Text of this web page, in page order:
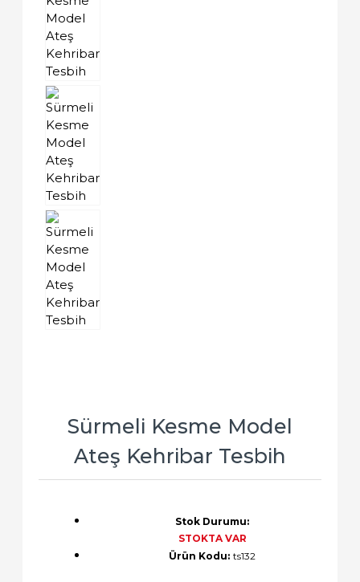
Sürmeli Kesme Model
Ateş Kehribar Tesbih
Stok Durumu:
STOKTA VAR
Ürün Kodu: ts132